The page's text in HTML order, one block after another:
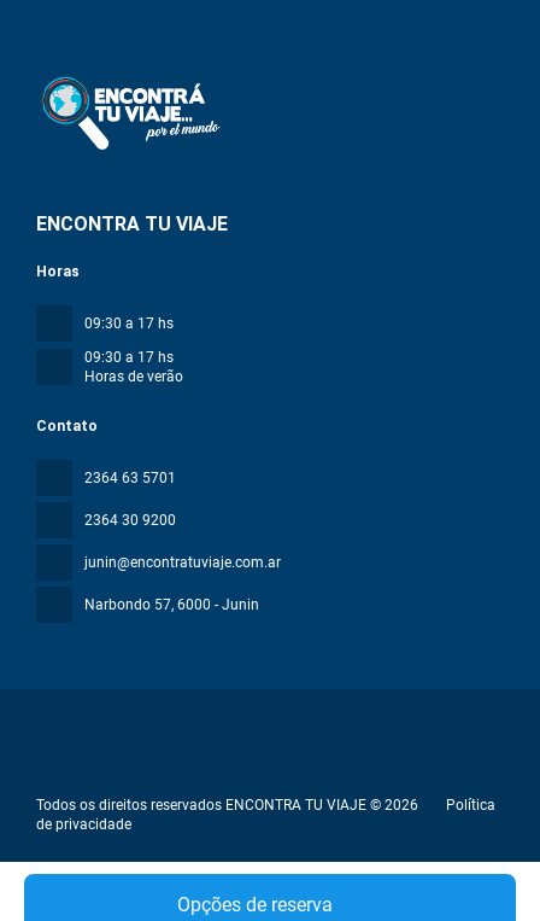
Opções de reserva
ENCONTRA TU VIAJE
Contato
2364 63 5701
2364 30 9200
junin@encontratuviaje.com.ar
Narbondo 57, 6000 - Junin
Horas
09:30 a 17 hs
09:30 a 17 hs
Horas de verão
Todos os direitos reservados ENCONTRA TU VIAJE © 2026
Política
de privacidade